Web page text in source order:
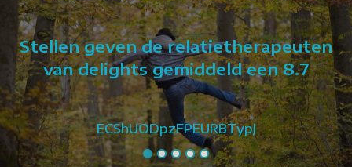
Stellen geven de relatietherapeuten
van delights gemiddeld een 8.7
ECShUODpzFPEURBTypJ